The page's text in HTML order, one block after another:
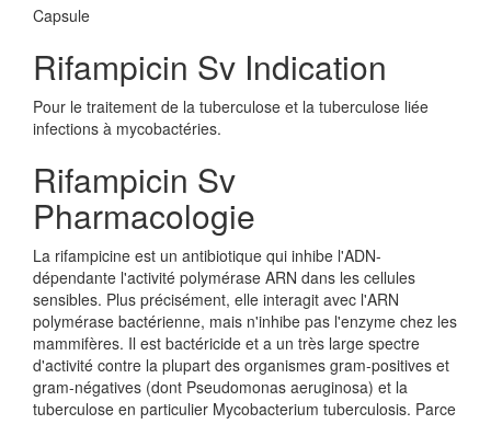
Capsule
Rifampicin Sv Indication
Pour le traitement de la tuberculose et la tuberculose liée
infections à mycobactéries.
Rifampicin Sv
Pharmacologie
La rifampicine est un antibiotique qui inhibe l'ADN-
dépendante l'activité polymérase ARN dans les cellules
sensibles. Plus précisément, elle interagit avec l'ARN
polymérase bactérienne, mais n'inhibe pas l'enzyme chez les
mammifères. Il est bactéricide et a un très large spectre
d'activité contre la plupart des organismes gram-positives et
gram-négatives (dont Pseudomonas aeruginosa) et la
tuberculose en particulier Mycobacterium tuberculosis. Parce